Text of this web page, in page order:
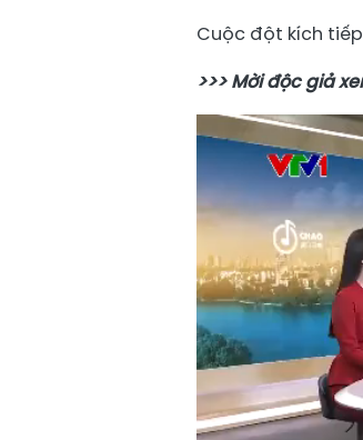
Cuộc đột kích
>>> Mời độc giả